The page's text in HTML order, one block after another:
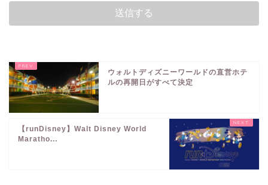
ウォルトディズニーワールドの直営ホテ
ルの再開日がすべて決定
【runDisney】Walt Disney World
Maratho...